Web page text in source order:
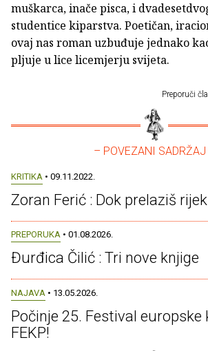
muškarca, inače pisca, i
studentice kiparstva. Poetičan,
ovaj nas roman uzbuđuje jednako
pljuje u lice licemjerju svijeta.
Preporuči
– POVEZANI
KRITIKA • 09.11.2022.
Zoran Ferić : Dok prelaziš
PREPORUKA • 01.08.2026.
Đurđica Čilić : Tri nove knjige
NAJAVA • 13.05.2026.
Počinje 25. Festival europske
FEKP!